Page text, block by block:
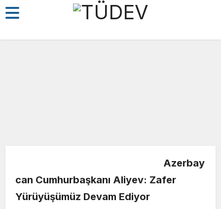
Azerbay
can Cumhurbaşkanı Aliyev: Zafer
Yürüyüşümüz Devam Ediyor